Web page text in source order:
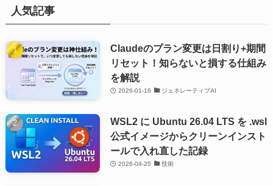
人気記事
Claudeのプラン変更は日割り+期間
リセット！知らないと損する仕組み
を解説
2026-01-16 ジェネレーティブAI
WSL2 に Ubuntu 26.04 LTS を .wsl
公式イメージからクリーンインスト
ールで入れ直した記録
2026-04-25 技術